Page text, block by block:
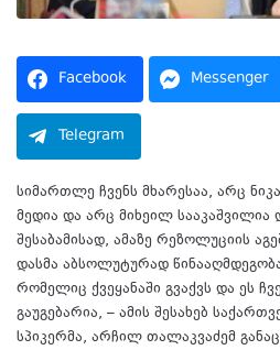
Facebook Messenger
Telegram
სიმართლე ჩვენს მხარესაა, არც ნიკა
მედია და არც მიხეილ სააკაშვილია
შესაბამისად, ამაზე რეზოლუციის
დასმა აბსოლუტურად
რომელიც ქვეყანაში გვაქვს და ეს
გაუგებარია, – ამის შესახებ
სპიკერმა, არჩილ თალაკვაძემ